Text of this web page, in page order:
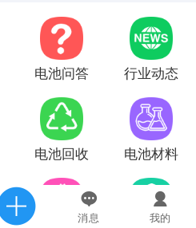
消息 我的
电池问答 行业动态
电池回收 电池材料